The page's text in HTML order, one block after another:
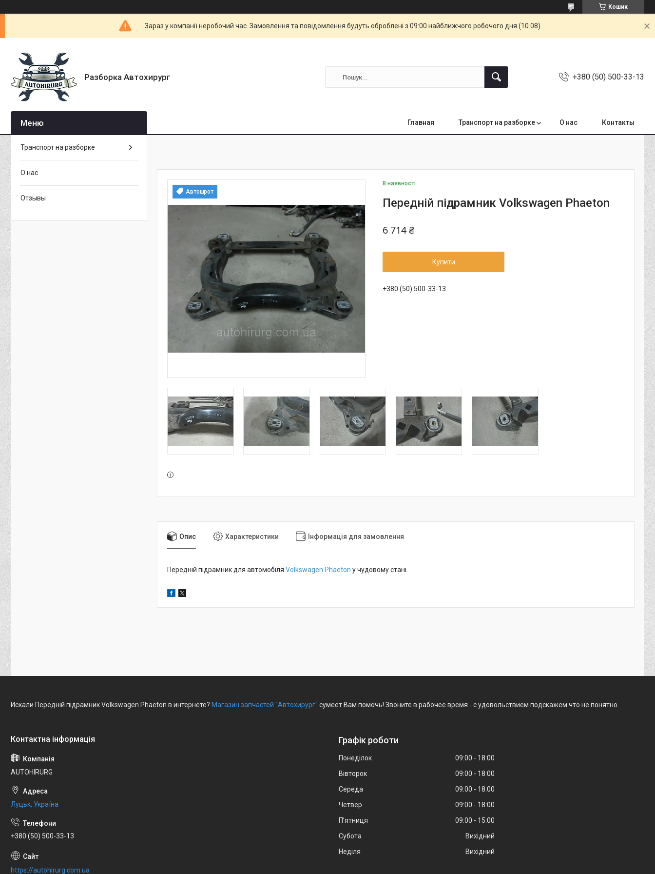
Кошик
Зараз у компанії неробочий час. Замовлення та повідомлення будуть оброблені з 09:00 найближчого робочого дня (10.08).
Разборка Автохирург +380 (50) 500-33-13
Главная Транспорт на разборке О нас Контакты
Автошрот
В наявності
Передній підрамник Volkswagen Phaeton
6 714 ₴
Купити
+380 (50) 500-33-13
Опис Характеристики Інформація для замовлення
Передній підрамник для автомобіля Volkswagen Phaeton у чудовому стані.
Транспорт на разборке
О нас
Отзывы
Искали Передній підрамник Volkswagen Phaeton в интернете? Магазин запчастей "Автохирург" сумеет Вам помочь! Звоните в рабочее время - с удовольствием подскажем что не понятно.
AUTOHIRURG
Луцьк, Україна
+380 (50) 500-33-13
https://autohirurg.com.ua
Графік роботи
Понеділок 09:00
18:00
Вівторок
09:00
18:00
Середа
09:00
18:00
Четвер
09:00
18:00
Пʼятниця
09:00
15:00
Субота
Вихідний
Неділя
Вихідний